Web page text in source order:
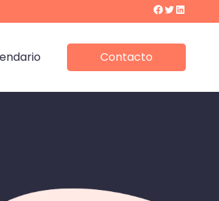
Facebook
Twitter
LinkedIn
Contacto